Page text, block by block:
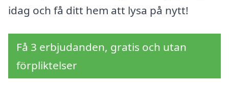
idag och få ditt hem att lysa på nytt!
Få 3 erbjudanden, gratis och utan
förpliktelser